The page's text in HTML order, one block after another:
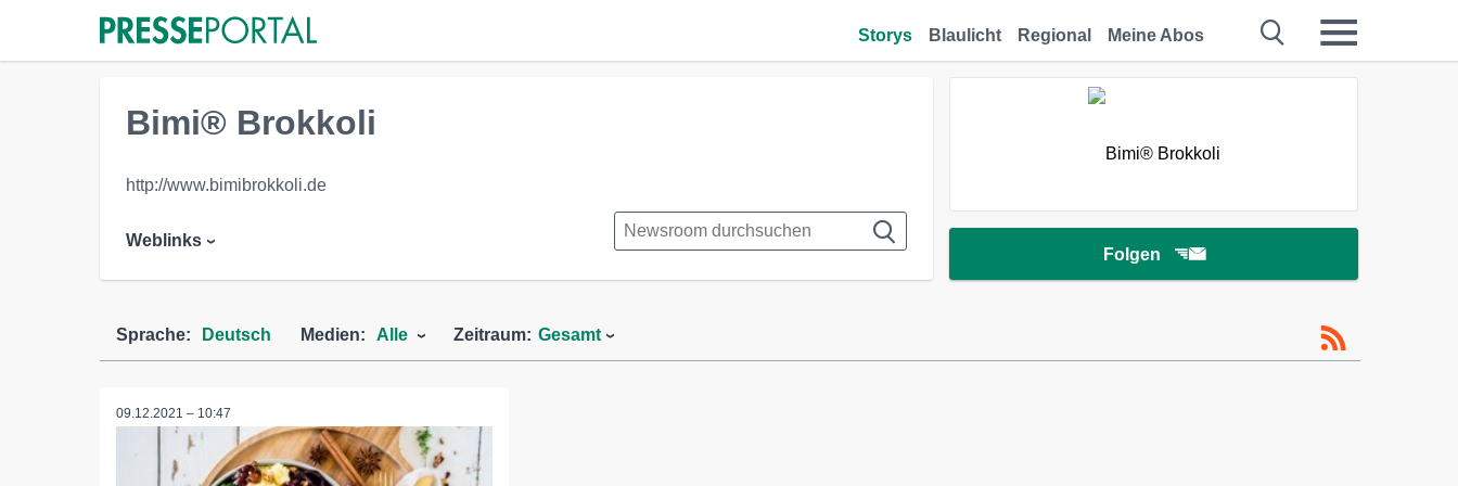
Storys Blaulicht Regional Meine Abos
Folgen
Bimi® Brokkoli
http://www.bimibrokkoli.de
Weblinks
Sprache: Deutsch Medien: Alle Zeitraum: Gesamt
09.12.2021 – 10:47